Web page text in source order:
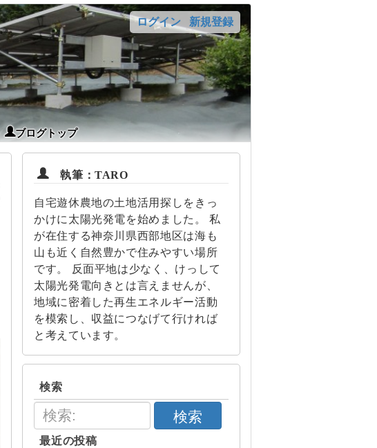
ログイン 新規登録
ブログトップ
執筆：TARO
自宅遊休農地の土地活用探しをきっ
かけに太陽光発電を始めました。 私
が在住する神奈川県西部地区は海も
山も近く自然豊かで住みやすい場所
です。 反面平地は少なく、けっして
太陽光発電向きとは言えませんが、
地域に密着した再生エネルギー活動
を模索し、収益につなげて行ければ
と考えています。
検索
検索
最近の投稿